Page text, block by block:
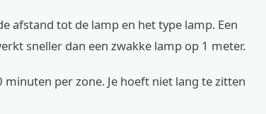
afstand tot de lamp en het type lamp. Een
sneller dan een zwakke lamp op 1 meter.
per zone. Je hoeft niet lang te zitten